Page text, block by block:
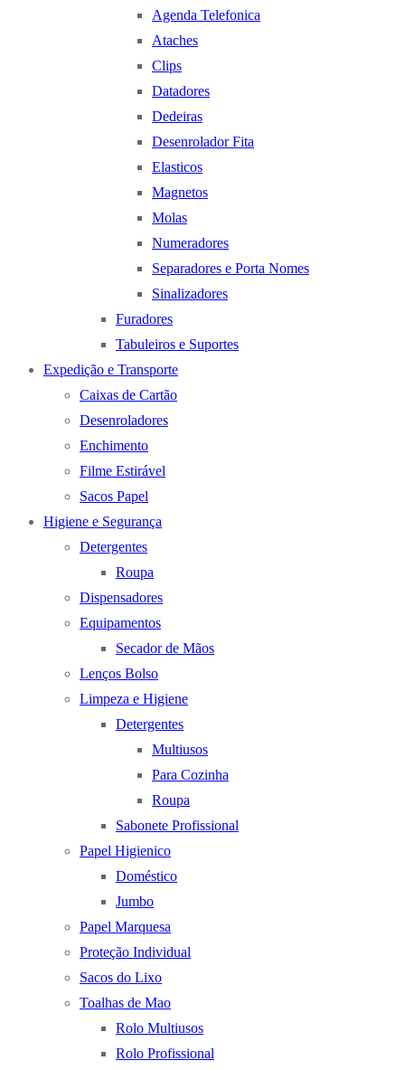
Agenda Telefonica
Ataches
Clips
Datadores
Dedeiras
Desenrolador Fita
Elasticos
Magnetos
Molas
Numeradores
Separadores e Porta Nomes
Sinalizadores
Furadores
Tabuleiros e Suportes
Expedição e Transporte
Caixas de Cartão
Desenroladores
Enchimento
Filme Estirável
Sacos Papel
Higiene e Segurança
Detergentes
Roupa
Dispensadores
Equipamentos
Secador de Mãos
Lenços Bolso
Limpeza e Higiene
Detergentes
Multiusos
Para Cozinha
Roupa
Sabonete Profissional
Papel Higienico
Doméstico
Jumbo
Papel Marquesa
Proteção Individual
Sacos do Lixo
Toalhas de Mao
Rolo Multiusos
Rolo Profissional